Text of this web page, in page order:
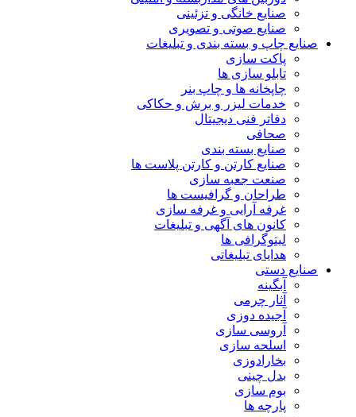
صنایع خانگی و تزئینی
صنایع صوتی و تصویری
صنایع چاپ و بسته بندی و تبلیغات
پاکت سازی
تابلو سازی ها
چاپخانه ها و چاپ بنر
خدمات لیزر و برش و حکاکی
دفاتر فنی دیجیتال
صحافی
صنایع بسته بندی
صنایع کارتن و کارتن پلاست ها
صنعت جعبه سازی
طراحان و گرافیست ها
غرفه آرایی و غرفه سازی
کانون های آگهی و تبلیغات
لیتوگرافی ها
هدایای تبلیغاتی
صنایع دستی
آبگینه
آثار چرمی
آجیده دوزی
آروسی سازی
اسلحه سازی
بخارادوزی
بدل چینی
بوم سازی
پارچه ها